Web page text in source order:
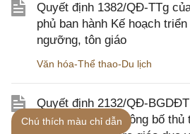
Quyết định 1382/QĐ-TTg
phủ ban hành Kế hoạch
ngưỡng, tôn giáo
Văn hóa-Thể thao-Du lịch
Quyết định 2132/QĐ-
Đào tạo về việc công bố thủ
Chú thích màu chỉ dẫn